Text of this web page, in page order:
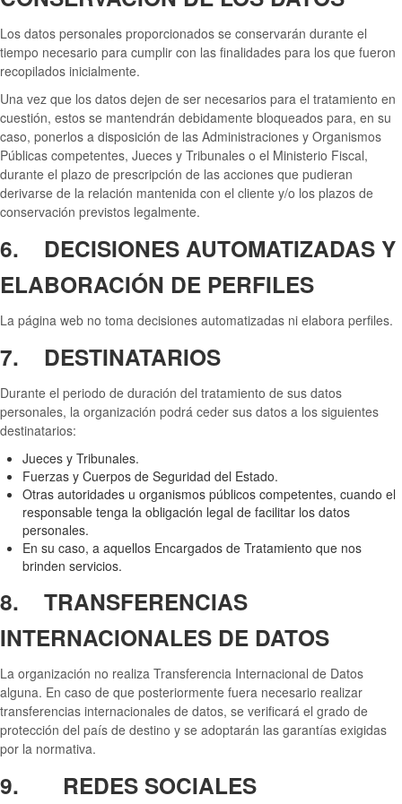
Los datos personales proporcionados se conservarán durante el
tiempo necesario para cumplir con las finalidades para los que fueron
recopilados inicialmente.
Una vez que los datos dejen de ser necesarios para el tratamiento en
cuestión, estos se mantendrán debidamente bloqueados para, en su
caso, ponerlos a disposición de las Administraciones y Organismos
Públicas competentes, Jueces y Tribunales o el Ministerio Fiscal,
durante el plazo de prescripción de las acciones que pudieran
derivarse de la relación mantenida con el cliente y/o los plazos de
conservación previstos legalmente.
6. DECISIONES AUTOMATIZADAS Y
ELABORACIÓN DE PERFILES
La página web no toma decisiones automatizadas ni elabora perfiles.
7. DESTINATARIOS
Durante el periodo de duración del tratamiento de sus datos
personales, la organización podrá ceder sus datos a los siguientes
destinatarios:
Jueces y Tribunales.
Fuerzas y Cuerpos de Seguridad del Estado.
Otras autoridades u organismos públicos competentes, cuando el
responsable tenga la obligación legal de facilitar los datos
personales.
En su caso, a aquellos Encargados de Tratamiento que nos
brinden servicios.
8. TRANSFERENCIAS
INTERNACIONALES DE DATOS
La organización no realiza Transferencia Internacional de Datos
alguna. En caso de que posteriormente fuera necesario realizar
transferencias internacionales de datos, se verificará el grado de
protección del país de destino y se adoptarán las garantías exigidas
por la normativa.
9. REDES SOCIALES